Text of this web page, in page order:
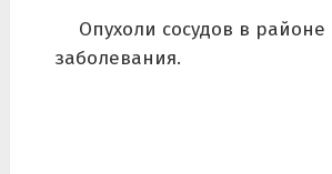
Опухоли сосудов в районе
заболевания.